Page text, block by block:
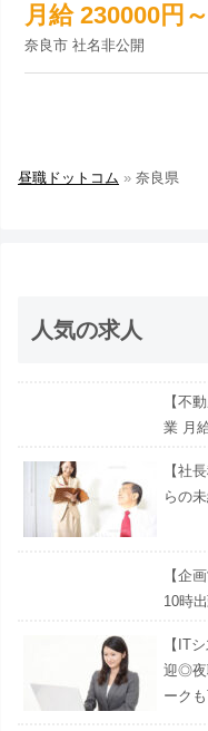
月給 230000円～
奈良市 社名非公開
昼職ドットコム » 奈良県
人気の求人
【不
業 月
【社
らの
【企
10時
【IT
迎◎夜
ーク